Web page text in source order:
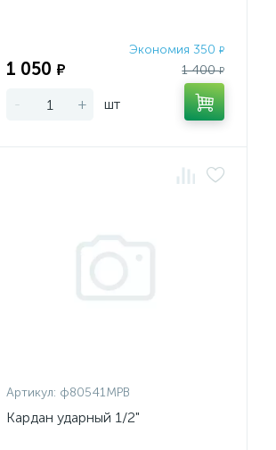
Экономия 350₽
1 050 ₽ 1 400₽
- + шт
Артикул: ф80541МРВ
Кардан ударный 1/2"